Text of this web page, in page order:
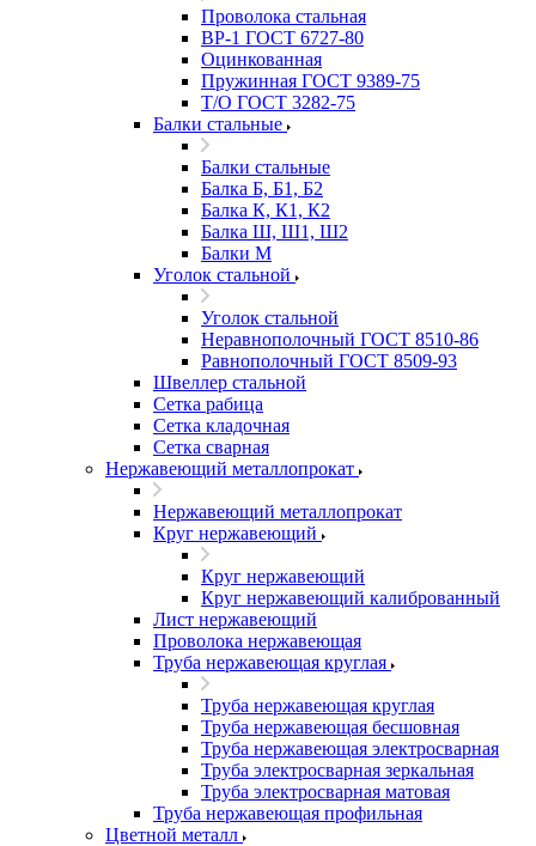
Проволока стальная
ВР-1 ГОСТ 6727-80
Оцинкованная
Пружинная ГОСТ 9389-75
Т/О ГОСТ 3282-75
Балки стальные
Балки стальные
Балка Б, Б1, Б2
Балка К, К1, К2
Балка Ш, Ш1, Ш2
Балки М
Уголок стальной
Уголок стальной
Неравнополочный ГОСТ 8510-86
Равнополочный ГОСТ 8509-93
Швеллер стальной
Сетка рабица
Сетка кладочная
Сетка сварная
Нержавеющий металлопрокат
Нержавеющий металлопрокат
Круг нержавеющий
Круг нержавеющий
Круг нержавеющий калиброванный
Лист нержавеющий
Проволока нержавеющая
Труба нержавеющая круглая
Труба нержавеющая круглая
Труба нержавеющая бесшовная
Труба нержавеющая электросварная
Труба электросварная зеркальная
Труба электросварная матовая
Труба нержавеющая профильная
Цветной металл